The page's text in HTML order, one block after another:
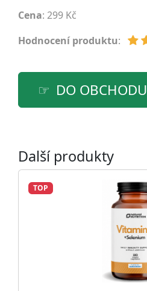
Cena: 299 Kč
Hodnocení produktu:
DO OBCHODU
Další produkty
TOP